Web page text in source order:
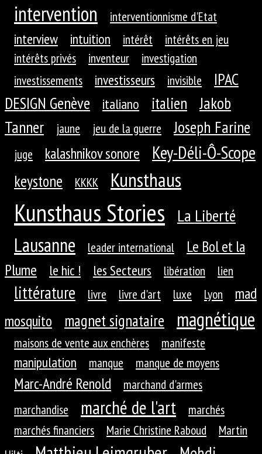
intervention interventionnisme d'Etat
interview intuition intérêt
intérêts en jeu
intérêts privés
inventeur
investigation
investissements
investisseurs invisible
IPAC
DESIGN Genève
italiano italien
Jakob
Tanner
jaune jeu de la guerre Joseph Farine
juge kalashnikov sonore Key-Déli-Ô-Scope
keystone KKKK Kunsthaus
Kunsthaus Stories La Liberté
Lausanne leader international
Le Bol et la
Plume
le hic ! les Secteurs libération lien
littérature livre livre d'art luxe Lyon
mad
mosquito
magnet signataire magnétique
maisons de vente aux enchères manifeste
manipulation manque manque de moyens
Marc-André Renold
marchand d'armes
marchandise
marché de l'art
marchés
marchés financiers
Marie Christine Raboud
Martin